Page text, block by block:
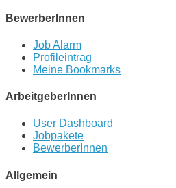
BewerberInnen
Job Alarm
Profileintrag
Meine Bookmarks
ArbeitgeberInnen
User Dashboard
Jobpakete
BewerberInnen
Allgemein